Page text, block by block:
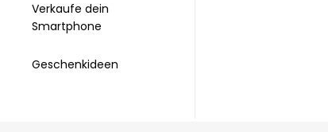
Verkaufe dein
Smartphone
Geschenkideen